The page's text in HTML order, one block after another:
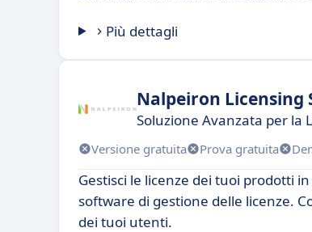
Più dettagli
Nalpeiron Licensing
Soluzione Avanzata per la
Versione gratuita Prova gratuita
Gestisci le licenze dei tuoi prodotti
software di gestione delle licenze.
dei tuoi utenti.